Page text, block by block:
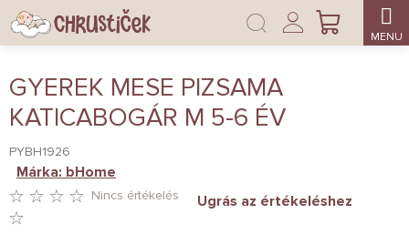
Ugrás
fő
KOSÁR
Bejelentkezés
GYEREK MESE PIZSAMA
KATICABOGÁR M 5-6 ÉV
PYBH1926
Nincs értékelés Ugrás az értékeléshez
Márka: bHome